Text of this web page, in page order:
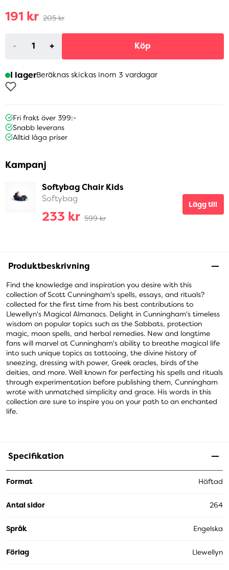
191 kr 205 kr
- + Köp
I lagerBeräknas skickas inom 3 vardagar
Fri frakt över 399:-
Snabb leverans
Alltid låga priser
Kampanj
Softybag Chair Kids
Softybag
233 kr 599 kr
Lägg till
Produktbeskrivning
Find the knowledge and inspiration you desire with this
collection of Scott Cunningham's spells, essays, and rituals?
collected for the first time from his best contributions to
Llewellyn's Magical Almanacs. Delight in Cunningham's timeless
wisdom on popular topics such as the Sabbats, protection
magic, moon spells, and herbal remedies. New and longtime
fans will marvel at Cunningham's ability to breathe magical life
into such unique topics as tattooing, the divine history of
sneezing, dressing with power, Greek oracles, birds of the
deities, and more. Well known for perfecting his spells and rituals
through experimentation before publishing them, Cunningham
wrote with unmatched simplicity and grace. His words in this
collection are sure to inspire you on your path to an enchanted
life.
Specifikation
Format Häftad
Antal sidor 264
Språk Engelska
Förlag Llewellyn